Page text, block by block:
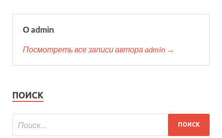
О admin
Посмотреть все записи автора admin →
ПОИСК